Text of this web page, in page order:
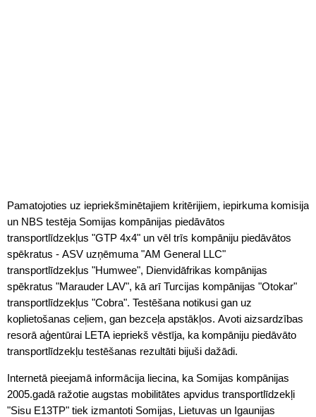
Pamatojoties uz iepriekšminētajiem kritērijiem, iepirkuma komisija
un NBS testēja Somijas kompānijas piedāvātos
transportlīdzekļus "GTP 4x4" un vēl trīs kompāniju piedāvātos
spēkratus - ASV uzņēmuma "AM General LLC"
transportlīdzekļus "Humwee", Dienvidāfrikas kompānijas
spēkratus "Marauder LAV", kā arī Turcijas kompānijas "Otokar"
transportlīdzekļus "Cobra". Testēšana notikusi gan uz
koplietošanas ceļiem, gan bezceļa apstākļos. Avoti aizsardzības
resorā aģentūrai LETA iepriekš vēstīja, ka kompāniju piedāvāto
transportlīdzekļu testēšanas rezultāti bijuši dažādi.
Internetā pieejamā informācija liecina, ka Somijas kompānijas
2005.gadā ražotie augstas mobilitātes apvidus transportlīdzekļi
"Sisu E13TP" tiek izmantoti Somijas, Lietuvas un Igaunijas